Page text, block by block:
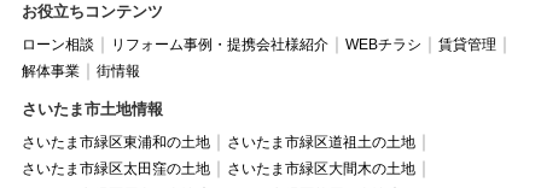
お役立ちコンテンツ
ローン相談 リフォーム事例・提携会社様紹介 WEBチラシ
賃貸管理
解体事業
街情報
さいたま市土地情報
さいたま市緑区東浦和の土地
さいたま市緑区道祖土の土地
さいたま市緑区太田窪の土地
さいたま市緑区大間木の土地